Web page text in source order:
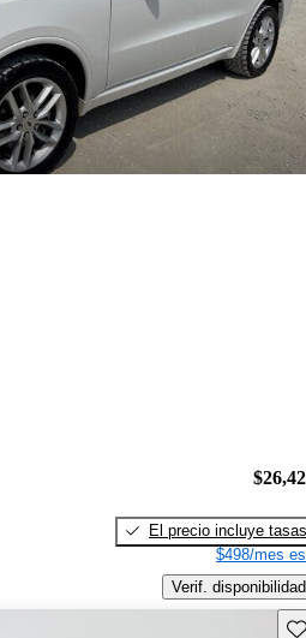
El precio incluye tasas
$498/mes
Verif. disponibilidad